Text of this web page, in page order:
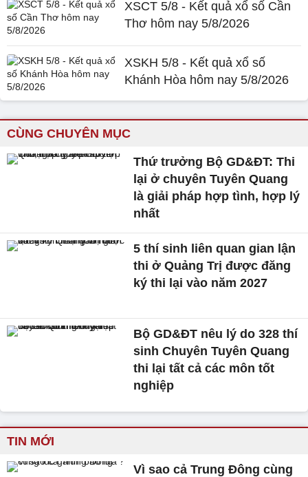
XSCT 5/8 - Kết quả xổ số Cần
Thơ hôm nay 5/8/2026
XSKH 5/8 - Kết quả xổ số
Khánh Hòa hôm nay 5/8/2026
CÙNG CHUYÊN MỤC
Thứ trưởng Bộ GD&ĐT: Thi
lại ở chuyên Tuyên Quang
là giải pháp hợp tình, hợp lý
nhất
5 thí sinh liên quan gian lận
thi ở Quảng Trị được đăng
ký thi lại vào năm 2027
Bộ GD&ĐT nêu lý do 328 thí
sinh Chuyên Tuyên Quang
thi lại tất cả các môn tốt
nghiệp
TIN MỚI
Vì sao cả Trung Đông cùng